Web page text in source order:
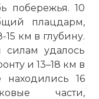
побережья. 10
плацдарм,
км в глубину.
удалось
и 13–18 км в
16
части,